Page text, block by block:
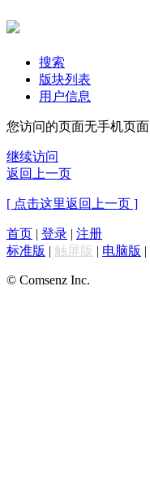
搜索
版块列表
用户信息
您访问的页面无手机页
继续访问
返回上一页
[ 点击这里返回上一页 ]
首页 | 登录 | 注册
标准版 | 触屏版 | 电脑版 |
© Comsenz Inc.